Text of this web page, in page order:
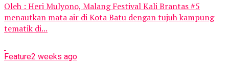
Oleh : Heri Mulyono, Malang Festival Kali Brantas #5
menautkan mata air di Kota Batu dengan tujuh kampung
tematik di...
Feature2 weeks ago